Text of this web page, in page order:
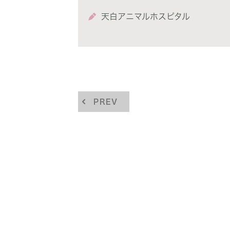
天白アニマルホスピタル
PREV